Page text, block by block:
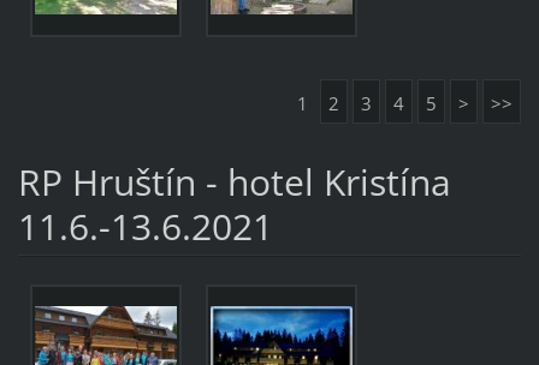
1 2 3 4 5 > >>
RP Hruštín - hotel Kristína
11.6.-13.6.2021